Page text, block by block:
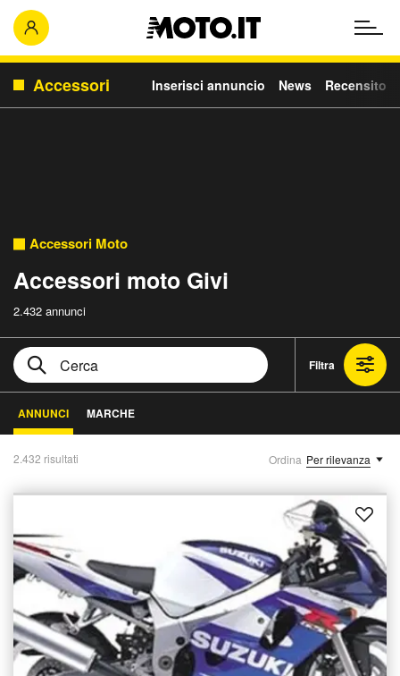
Accessori Inserisci annuncio News Recensito
Accessori Moto
Accessori moto Givi
2.432 annunci
Filtra
ANNUNCI MARCHE
2.432 risultati Ordina Per rilevanza